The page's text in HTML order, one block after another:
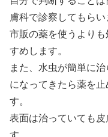
膚科で診察してもらい
市販の薬を使うより
すめします。
また、水虫が簡単に
になってきたら薬を
す。
表面は治っていても
す。